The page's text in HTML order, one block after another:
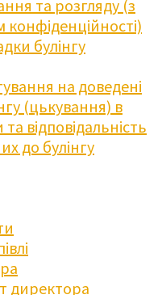
та розгляду (з
булінгу
на доведені
(цькування) в
та відповідальність
до булінгу
директора